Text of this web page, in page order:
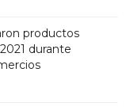
productos
durante